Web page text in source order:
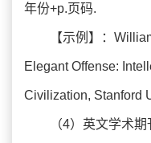
年份+p.页码.
【示例】：
Elegant Offense:
Civilization, Stanford
（4）英文学术